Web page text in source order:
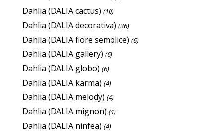
Dahlia (DALIA cactus) (10)
Dahlia (DALIA decorativa) (36)
Dahlia (DALIA fiore semplice) (6)
Dahlia (DALIA gallery) (6)
Dahlia (DALIA globo) (6)
Dahlia (DALIA karma) (4)
Dahlia (DALIA melody) (4)
Dahlia (DALIA mignon) (4)
Dahlia (DALIA ninfea) (4)